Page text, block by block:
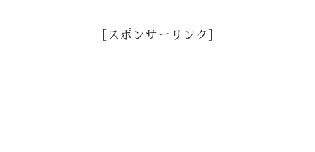
［スポンサーリンク］